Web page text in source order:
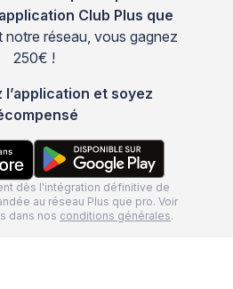
Club Plus que
notre réseau, vous gagnez
250€ !
et soyez
dès l'intégration définitive de
au réseau Plus que pro. Voir
dans nos conditions générales.